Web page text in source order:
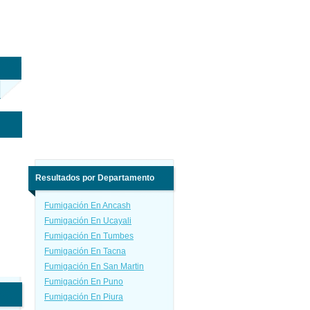
Resultados por Departamento
Fumigación En Ancash
Fumigación En Ucayali
Fumigación En Tumbes
Fumigación En Tacna
Fumigación En San Martin
Fumigación En Puno
Fumigación En Piura